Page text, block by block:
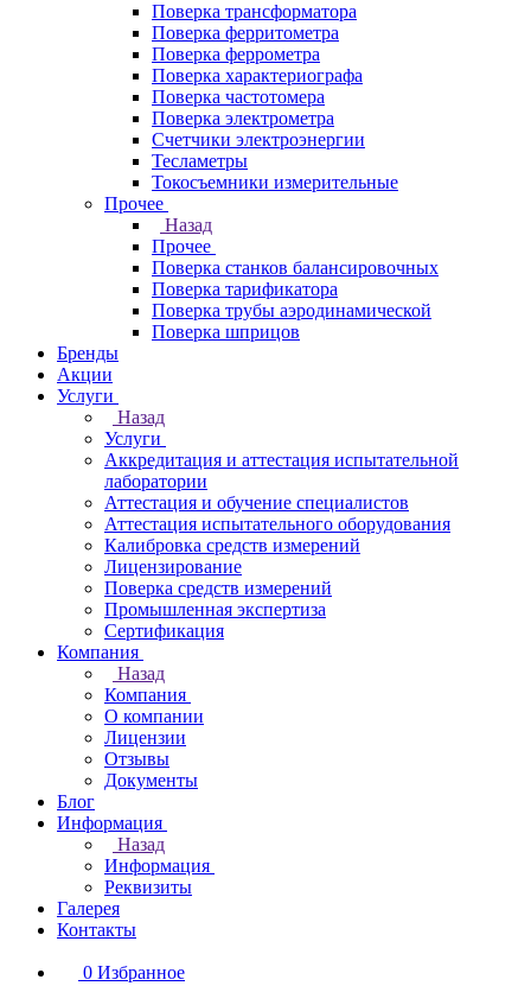
Поверка трансформатора
Поверка ферритометра
Поверка феррометра
Поверка характериографа
Поверка частотомера
Поверка электрометра
Счетчики электроэнергии
Тесламетры
Токосъемники измерительные
Прочее
Назад
Прочее
Поверка станков балансировочных
Поверка тарификатора
Поверка трубы аэродинамической
Поверка шприцов
Бренды
Акции
Услуги
Назад
Услуги
Аккредитация и аттестация испытательной
лаборатории
Аттестация и обучение специалистов
Аттестация испытательного оборудования
Калибровка средств измерений
Лицензирование
Поверка средств измерений
Промышленная экспертиза
Сертификация
Компания
Назад
Компания
О компании
Лицензии
Отзывы
Документы
Блог
Информация
Назад
Информация
Реквизиты
Галерея
Контакты
0 Избранное